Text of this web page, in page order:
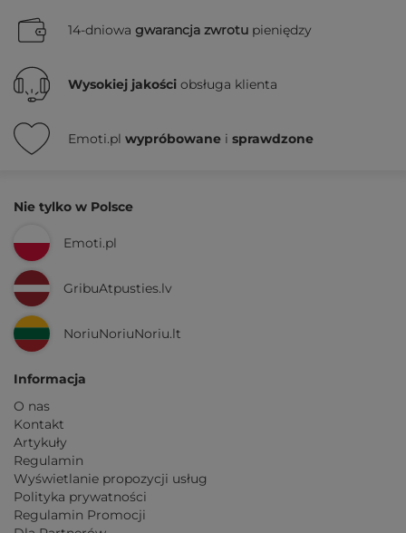
14-dniowa gwarancja zwrotu pieniędzy
Wysokiej jakości obsługa klienta
Emoti.pl wypróbowane i sprawdzone
Nie tylko w Polsce
Emoti.pl
GribuAtpusties.lv
NoriuNoriuNoriu.lt
Informacja
O nas
Kontakt
Artykuły
Regulamin
Wyświetlanie propozycji usług
Polityka prywatności
Regulamin Promocji